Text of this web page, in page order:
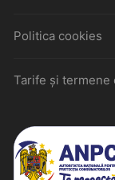
Politica cookies
Tarife și termene